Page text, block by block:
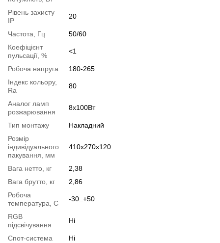
Рівень захисту
IP
20
Частота, Гц
50/60
Коефіцієнт
пульсації, %
<1
Робоча напруга
180-265
Індекс кольору,
Ra
80
Аналог ламп
розжарювання
8х100Вт
Тип монтажу
Накладний
Розмір
індивідуального
пакування, мм
410x270x120
Вага нетто, кг
2,38
Вага брутто, кг
2,86
Робоча
температура, С
-30..+50
RGB
підсвічування
Ні
Спот-система Ні